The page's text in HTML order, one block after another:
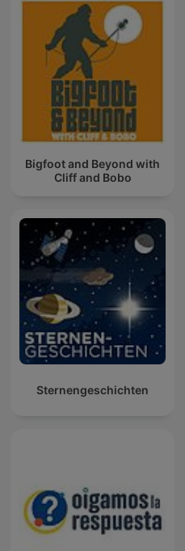
Bigfoot and Beyond with
Cliff and Bobo
Sternengeschichten